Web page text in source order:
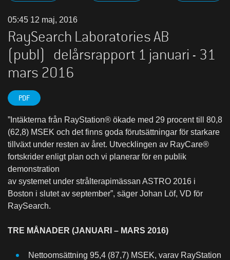
05:45 12 maj, 2016
RaySearch Laboratories AB
(publ) delårsrapport 1 januari - 31
mars 2016
PDF
”Intäkterna från RayStation® ökade med 29 procent till 80,8
(62,8) MSEK och det finns goda förutsättningar för starkare
tillväxt under resten av året. Utvecklingen av RayCare®
fortskrider enligt plan och vi planerar för en publik
demonstration
av systemet under strålterapimässan ASTRO 2016 i
Boston i slutet av september”, säger Johan Löf, VD för
RaySearch.
TRE MÅNADER (JANUARI – MARS 2016)
Nettoomsättning 95,4 (87,7) MSEK, varav RayStation